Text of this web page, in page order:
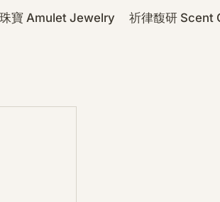
寶 Amulet Jewelry 祈律馥研 Scent